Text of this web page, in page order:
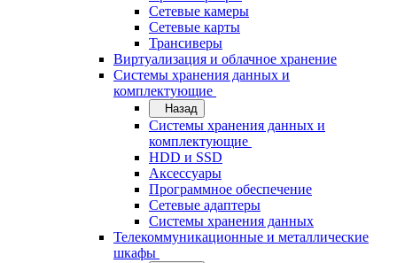
Сетевые камеры
Сетевые карты
Трансиверы
Виртуализация и облачное хранение
Системы хранения данных и
комплектующие
Назад
Системы хранения данных и
комплектующие
HDD и SSD
Аксессуары
Программное обеспечение
Сетевые адаптеры
Системы хранения данных
Телекоммуникационные и металлические
шкафы